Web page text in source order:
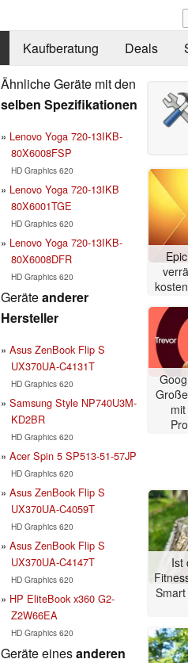
Kaufberatung Deals
Ähnliche Geräte mit den
selben Spezifikationen
Lenovo Yoga 720-13IKB-
80X6008FSP
HD Graphics 620
Lenovo Yoga 720-13IKB
80X6001TGE
HD Graphics 620
Lenovo Yoga 720-13IKB-
80X6008DFR
HD Graphics 620
Geräteanderer
Hersteller
Asus ZenBook Flip S
UX370UA-C4131T
HD Graphics 620
Samsung Style NP740U3M-
KD2BR
HD Graphics 620
Acer Spin 5 SP513-51-57JP
HD Graphics 620
Asus ZenBook Flip S
UX370UA-C4059T
HD Graphics 620
Asus ZenBook Flip S
UX370UA-C4147T
HD Graphics 620
HP EliteBook x360 G2-
Z2W66EA
HD Graphics 620
Geräte einesanderen
Ist